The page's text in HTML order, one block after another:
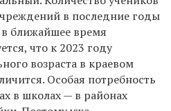
в последние годы
в ближайшее время
что к 2023 году
возраста в краевом
Особая потребность
в школах — в районах